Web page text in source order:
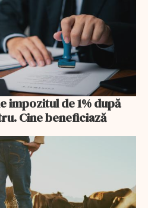
impozitul de 1% după
Cine beneficiază